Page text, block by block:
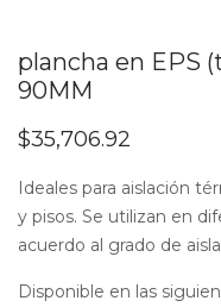
plancha en EPS
90MM
$35,706.92
Ideales para aislación
y pisos. Se utilizan en
acuerdo al grado de
Disponible en las